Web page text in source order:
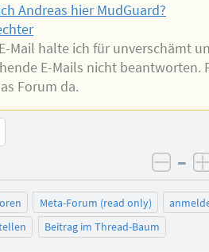
Andreas hier MudGuard?
Mail halte ich für unverschämt
E-Mails nicht beantworten.
Forum da.
–
Meta-Forum (read only)
Beitrag im Thread-Baum